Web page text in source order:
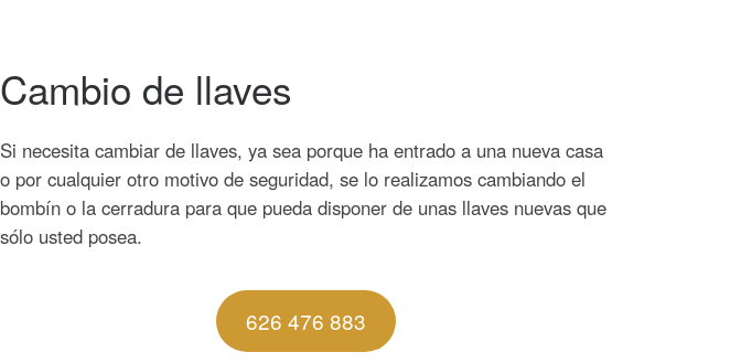
Cambio de llaves
Si necesita cambiar de llaves, ya sea porque ha entrado a una nueva casa
o por cualquier otro motivo de seguridad, se lo realizamos cambiando el
bombín o la cerradura para que pueda disponer de unas llaves nuevas que
sólo usted posea.
626 476 883